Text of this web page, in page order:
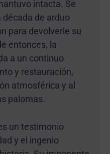
intacta. Se
de arduo
para devolverle su
entonces, la
a un continuo
y restauración,
atmosférica y al
palomas.
un testimonio
y el ingenio